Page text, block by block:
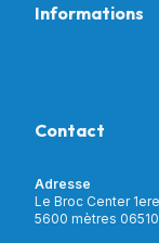
Puériculture
Incontinence
Soins & Diagnostic
Aide à la mobilité
Informations
Découvrir Univers
Notre catalogue
Mon compte
Livraison et
Contact
Adresse
Le Broc Center
5600 mètres 06510